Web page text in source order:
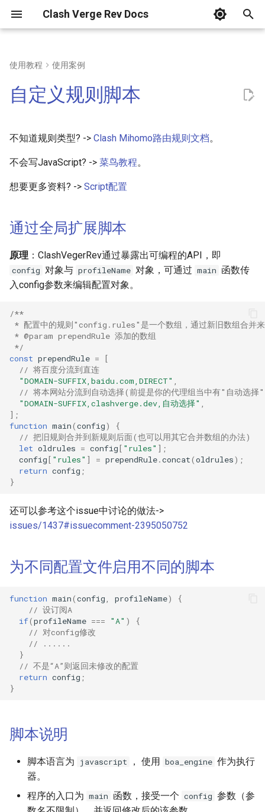
Clash Verge Rev Docs
y
e
o
s
t
r
t
s
a
c
n
卸载软件
支持的 API
1. 自定义规则(集)
2. 剔除高倍率节点
prependrules
Linux
其他问题
使用教程 使用案例
自定义规则脚本
不知道规则类型? -> Clash Mihomo路由规则文档。
不会写JavaScript? -> 菜鸟教程。
想要更多资料? -> Script配置
通过全局扩展脚本
原理 ：ClashVegerRev通过暴露出可编程的API，即
config 对象与 profileName 对象，可通过 main 函数传
入config参数来编辑配置对象。
/**
* 配置中的规则"config.rules"是一个数组，通过新旧数组合并
* @param prependRule 添加的数组
*/
const prependRule =
[
// 将百度分流到直连
"DOMAIN-SUFFIX,baidu.com,DIRECT"
// 将本网站分流到自动选择(前提是你的代理组当中有"自动选
"DOMAIN-SUFFIX,clashverge.dev,自动选择"
];
function main(config)
{
// 把旧规则合并到新规则后面(也可以用其它合并数组的办法)
let oldrules = config[ "rules" ];
config[ "rules" ] = prependRule.concat(oldrules);
return config ;
}
还可以参考这个issue中讨论的做法->
issues/1437#issuecomment-2395050752
为不同配置文件启用不同的脚本
function main(config profileName)
{
// 设订阅A
if(profileName === "A" )
{
// 对config修改
// ......
}
// 不是“A”则返回未修改的配置
return config ;
}
脚本说明
脚本语言为 javascript ， 使用 boa_engine 作为执行
器。
程序的入口为 main 函数，接受一个 config 参数（参